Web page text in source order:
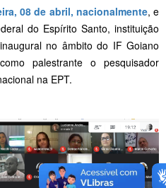
08 de abril, nacionalmente, e
do Espírito Santo, instituição
no âmbito do IF Goiano
palestrante o pesquisador
na EPT.